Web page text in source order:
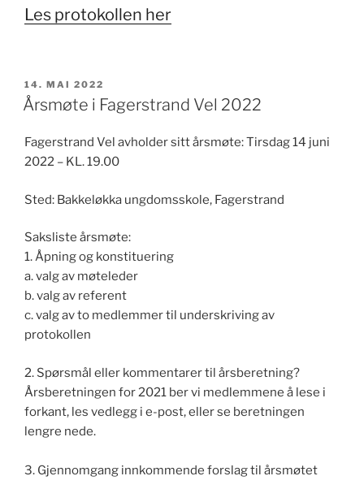
Les protokollen her
PUBLISERT
14. MAI 2022
Årsmøte i Fagerstrand Vel 2022
Fagerstrand Vel avholder sitt årsmøte: Tirsdag 14 juni
2022 – KL. 19.00
Sted: Bakkeløkka ungdomsskole, Fagerstrand
Saksliste årsmøte:
1. Åpning og konstituering
a. valg av møteleder
b. valg av referent
c. valg av to medlemmer til underskriving av
protokollen
2. Spørsmål eller kommentarer til årsberetning?
Årsberetningen for 2021 ber vi medlemmene å lese i
forkant, les vedlegg i e-post, eller se beretningen
lengre nede.
3. Gjennomgang innkommende forslag til årsmøtet